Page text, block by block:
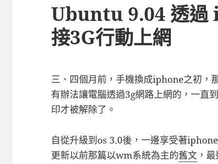
Ubuntu 9.04 透過
接3G行動上網
三、四個月前，手機換成iphone之初
有辦法讓電腦透過3g網路上網的，一直
印才被解除了。
自從升級到os 3.0後，一邊享受著
更新以前那篇以wm系統為主的舊文 ，